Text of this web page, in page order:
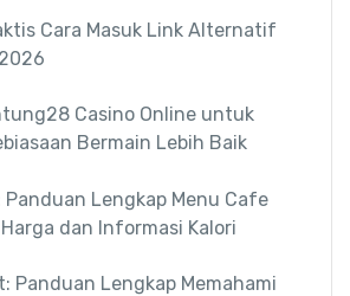
Cara Masuk Link Alternatif
Casino Online untuk
Bermain Lebih Baik
Panduan Lengkap Menu Cafe
dan Informasi Kalori
Panduan Lengkap Memahami